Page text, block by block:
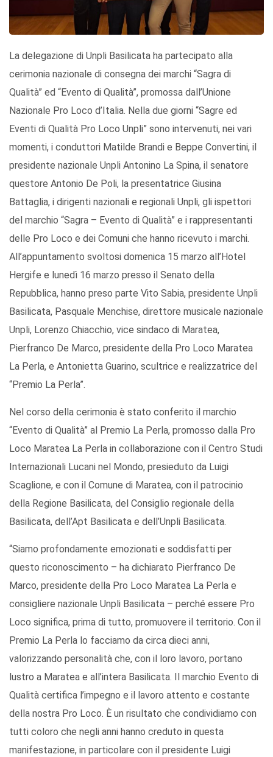
La delegazione di Unpli Basilicata ha partecipato alla
cerimonia nazionale di consegna dei marchi “Sagra di
Qualità” ed “Evento di Qualità”, promossa dall’Unione
Nazionale Pro Loco d’Italia. Nella due giorni “Sagre ed
Eventi di Qualità Pro Loco Unpli” sono intervenuti, nei vari
momenti, i conduttori Matilde Brandi e Beppe Convertini, il
presidente nazionale Unpli Antonino La Spina, il senatore
questore Antonio De Poli, la presentatrice Giusina
Battaglia, i dirigenti nazionali e regionali Unpli, gli ispettori
del marchio “Sagra – Evento di Qualità” e i rappresentanti
delle Pro Loco e dei Comuni che hanno ricevuto i marchi.
All’appuntamento svoltosi domenica 15 marzo all’Hotel
Hergife e lunedì 16 marzo presso il Senato della
Repubblica, hanno preso parte Vito Sabia, presidente Unpli
Basilicata, Pasquale Menchise, direttore musicale nazionale
Unpli, Lorenzo Chiacchio, vice sindaco di Maratea,
Pierfranco De Marco, presidente della Pro Loco Maratea
La Perla, e Antonietta Guarino, scultrice e realizzatrice del
“Premio La Perla”.
Nel corso della cerimonia è stato conferito il marchio
“Evento di Qualità” al Premio La Perla, promosso dalla Pro
Loco Maratea La Perla in collaborazione con il Centro Studi
Internazionali Lucani nel Mondo, presieduto da Luigi
Scaglione, e con il Comune di Maratea, con il patrocinio
della Regione Basilicata, del Consiglio regionale della
Basilicata, dell’Apt Basilicata e dell’Unpli Basilicata.
“Siamo profondamente emozionati e soddisfatti per
questo riconoscimento – ha dichiarato Pierfranco De
Marco, presidente della Pro Loco Maratea La Perla e
consigliere nazionale Unpli Basilicata – perché essere Pro
Loco significa, prima di tutto, promuovere il territorio. Con il
Premio La Perla lo facciamo da circa dieci anni,
valorizzando personalità che, con il loro lavoro, portano
lustro a Maratea e all’intera Basilicata. Il marchio Evento di
Qualità certifica l’impegno e il lavoro attento e costante
della nostra Pro Loco. È un risultato che condividiamo con
tutti coloro che negli anni hanno creduto in questa
manifestazione, in particolare con il presidente Luigi